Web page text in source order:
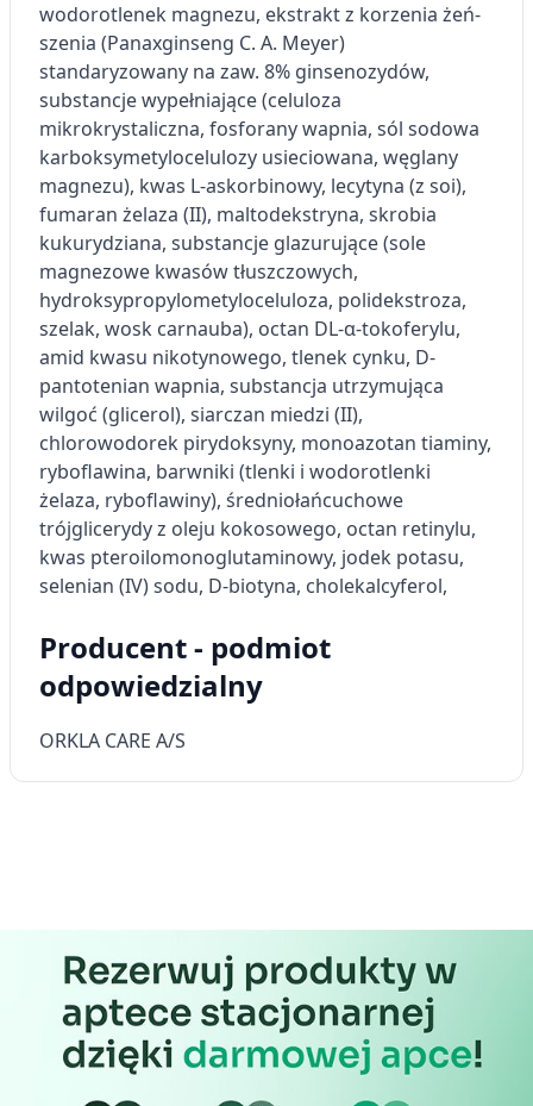
wodorotlenek magnezu, ekstrakt z korzenia żeń-
szenia (Panaxginseng C. A. Meyer)
standaryzowany na zaw. 8% ginsenozydów,
substancje wypełniające (celuloza
mikrokrystaliczna, fosforany wapnia, sól sodowa
karboksymetylocelulozy usieciowana, węglany
magnezu), kwas L-askorbinowy, lecytyna (z soi),
fumaran żelaza (II), maltodekstryna, skrobia
kukurydziana, substancje glazurujące (sole
magnezowe kwasów tłuszczowych,
hydroksypropylometyloceluloza, polidekstroza,
szelak, wosk carnauba), octan DL-α-tokoferylu,
amid kwasu nikotynowego, tlenek cynku, D-
pantotenian wapnia, substancja utrzymująca
wilgoć (glicerol), siarczan miedzi (II),
chlorowodorek pirydoksyny, monoazotan tiaminy,
ryboflawina, barwniki (tlenki i wodorotlenki
żelaza, ryboflawiny), średniołańcuchowe
trójglicerydy z oleju kokosowego, octan retinylu,
kwas pteroilomonoglutaminowy, jodek potasu,
selenian (IV) sodu, D-biotyna, cholekalcyferol,
Producent - podmiot
odpowiedzialny
ORKLA CARE A/S